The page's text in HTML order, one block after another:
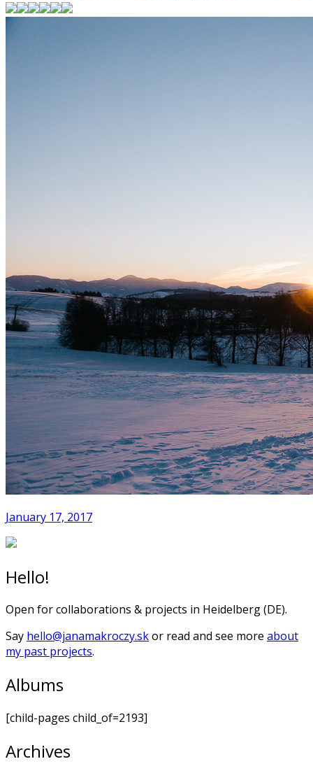
January 17, 2017
Hello!
Open for collaborations & projects in Heidelberg (DE).
Say hello@janamakroczy.skor read and see more about
my past projects.
Albums
[child-pages child_of=2193]
Archives